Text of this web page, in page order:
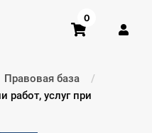
0
Правовая база
работ, услуг при